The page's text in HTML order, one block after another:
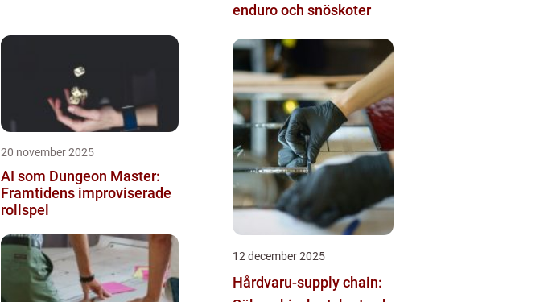
20 november 2025
AI som Dungeon Master:
Framtidens improviserade
rollspel
enduro och snöskoter
12 december 2025
Hårdvaru-supply chain: